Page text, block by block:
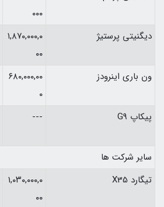
۰۰۰
دیگنیتی پرستیژ
۱,۸۷۰,۰۰۰,۰
۰۰
ون باری اینرودز
۶۸۰,۰۰۰,۰۰
۰
پیکاپ G9
---
سایر شرکت ها
تیگارد X35
۱,۰۳۰,۰۰۰,۰
۰۰